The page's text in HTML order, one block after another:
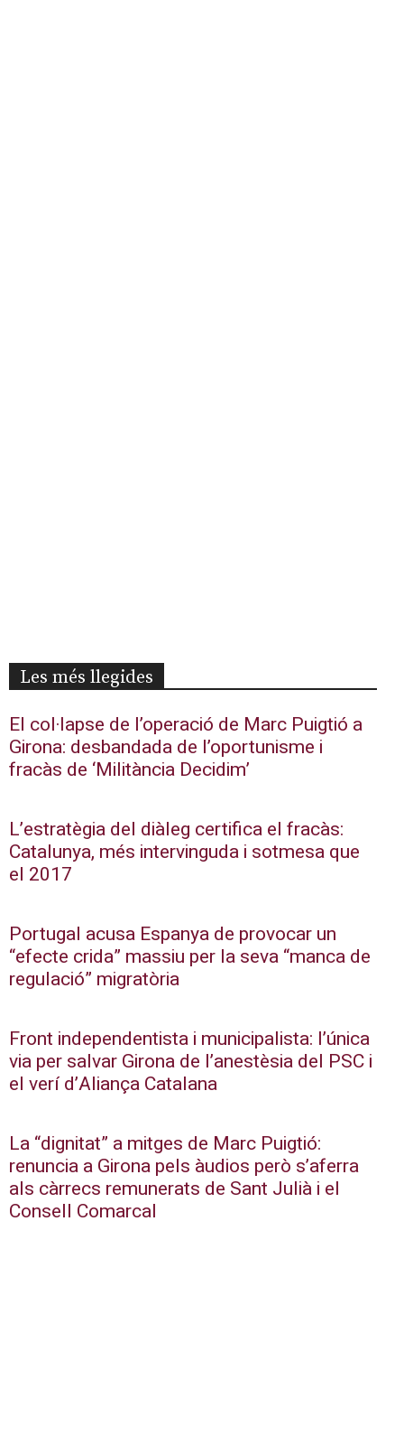
Les més llegides
El col·lapse de l’operació de Marc Puigtió a
Girona: desbandada de l’oportunisme i
fracàs de ‘Militància Decidim’
L’estratègia del diàleg certifica el fracàs:
Catalunya, més intervinguda i sotmesa que
el 2017
Portugal acusa Espanya de provocar un
“efecte crida” massiu per la seva “manca de
regulació” migratòria
Front independentista i municipalista: l’única
via per salvar Girona de l’anestèsia del PSC i
el verí d’Aliança Catalana
La “dignitat” a mitges de Marc Puigtió:
renuncia a Girona pels àudios però s’aferra
als càrrecs remunerats de Sant Julià i el
Consell Comarcal